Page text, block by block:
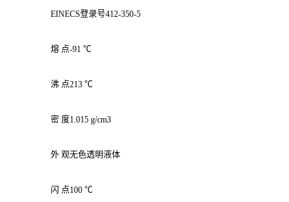
EINECS登录号412-350-5
熔 点-91 ℃
沸 点213 ℃
密 度1.015 g/cm3
外 观无色透明液体
闪 点100 ℃